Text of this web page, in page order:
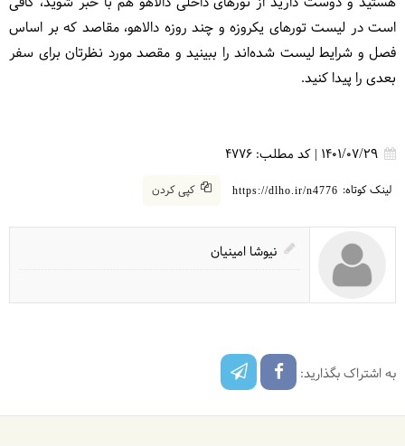
است در لیست تورهای یکروزه و چند روزه دالاهو، مقاصد که بر اساس
فصل و شرایط لیست شده‌اند را ببینید و مقصد مورد نظرتان برای سفر
بعدی را پیدا کنید.
1401/07/29
| کد مطلب: 4776
لینک کوتاه: https://dlho.ir/n4776 کپی کردن
نیوشا امینیان
به اشتراک بگذارید: